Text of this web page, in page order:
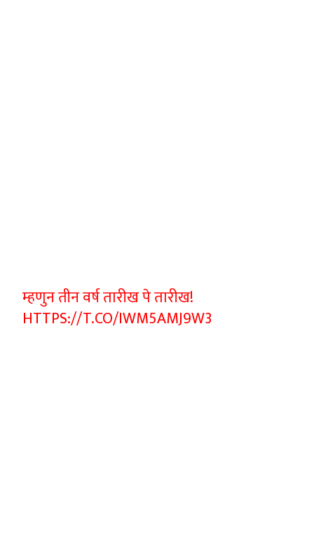
म्हणुन तीन वर्ष तारीख पे तारीख!
HTTPS://T.CO/IWM5AMJ9W3